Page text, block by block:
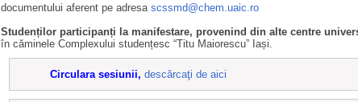
documentului aferent pe adresa scssmd@chem.uaic.ro
Studenților participanți la manifestare, provenind din alte centre
în căminele Complexului studențesc “Titu Maiorescu” Iași.
Circulara sesiunii, descărcaţi de aici